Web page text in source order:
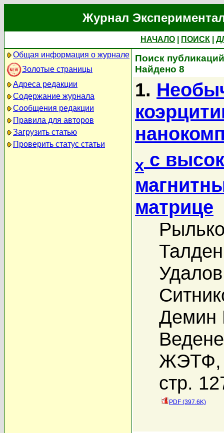
Журнал
НАЧАЛО ПОИСК
Общая информация о журнале
Золотые страницы
Адреса редакции
Содержание журнала
Сообщения редакции
Правила для авторов
Загрузить статью
Проверить статус статьи
Поиск
Найдено 8
1.
x с
матрице
Демин
ЖЭТФ,
стр.
PDF (397.6K)